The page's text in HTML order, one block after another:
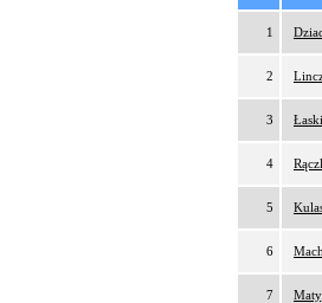
1
2
3
4
5
6
7